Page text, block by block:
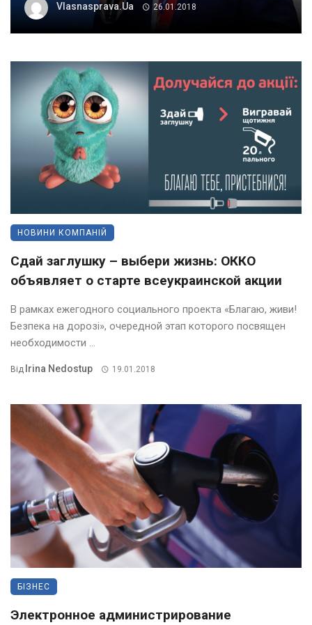
Vlasnasprava.ua 26.01.2018
НОВИНИ КОМПАНІЙ
Сдай заглушку – выбери жизнь: ОККО
объявляет о старте всеукраинской акции
В рамках ежегодного социального проекта «Благаю, живи!
Безпека на дорозі», очередной этап которого посвящен
необходимости ...
Від Irina Nedostup 19.01.2018
БІЗНЕС
Электронное администрирование